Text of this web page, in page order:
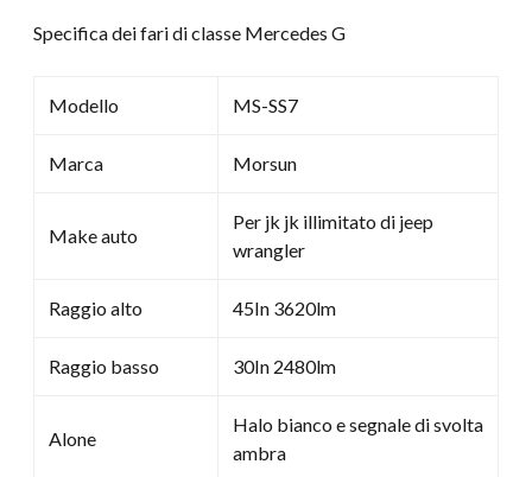
Specifica dei fari di classe Mercedes G
Modello MS-SS7
Marca Morsun
Make auto
Per jk jk illimitato di jeep
wrangler
Raggio alto 45In 3620lm
Raggio basso 30In 2480lm
Alone
Halo bianco e segnale di svolta
ambra